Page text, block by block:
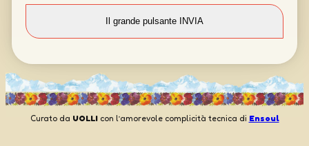
Curato da UOLLIcon l’amorevole complicità tecnica di Ensoul